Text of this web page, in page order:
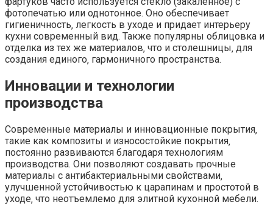
фотопечатью или однотонное. Оно обеспечивает
гигиеничность‚ легкость в уходе и придает интерьеру
кухни современный вид. Также популярны облицовка и
отделка из тех же материалов‚ что и столешницы‚ для
создания единого‚ гармоничного пространства.
Инновации и технологии
производства
Современные материалы и инновационные покрытия‚
такие как композиты и износостойкие покрытия‚
постоянно развиваются благодаря технологиям
производства. Они позволяют создавать прочные
материалы с антибактериальными свойствами‚
улучшенной устойчивостью к царапинам и простотой в
уходе‚ что неотъемлемо для элитной кухонной мебели.